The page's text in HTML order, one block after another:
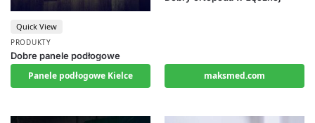
PRODUKTY
Dobre panele podłogowe
Panele podłogowe Kielce
Quick View
maksmed.com